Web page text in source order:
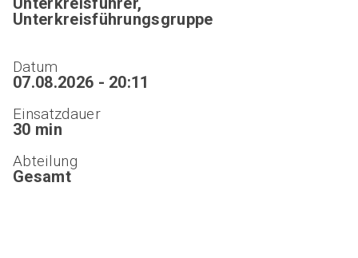
Unterkreisführungsgruppe
Datum
07.08.2026 - 20:11
Einsatzdauer
30 min
Abteilung
Gesamt